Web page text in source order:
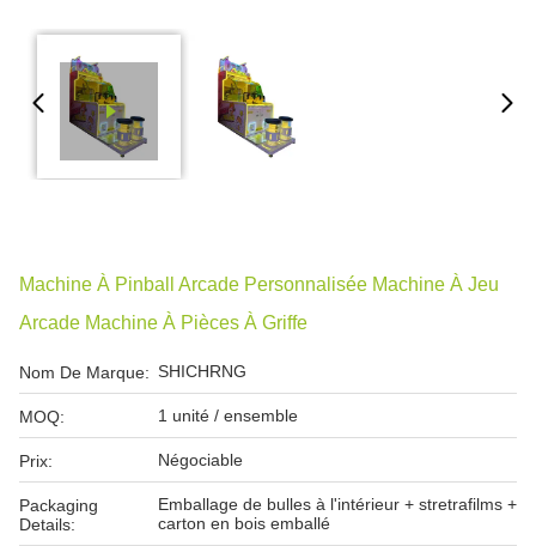
Machine À Pinball Arcade Personnalisée Machine À Jeu
Arcade Machine À Pièces À Griffe
Nom De Marque: SHICHRNG
MOQ: 1 unité / ensemble
Prix: Négociable
Packaging
Details:
Emballage de bulles à l'intérieur + stretrafilms +
carton en bois emballé